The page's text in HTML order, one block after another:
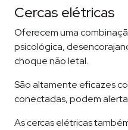
Cercas elétricas
Oferecem uma
psicológica,
choque não letal.
São altamente eficazes
conectadas, podem
As cercas elétricas